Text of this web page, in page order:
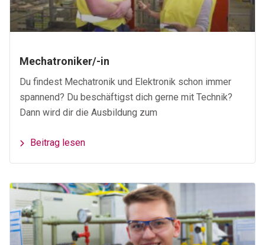
Mechatroniker/-in
Du findest Mechatronik und Elektronik schon immer
spannend? Du beschäftigst dich gerne mit Technik?
Dann wird dir die Ausbildung zum
Beitrag lesen